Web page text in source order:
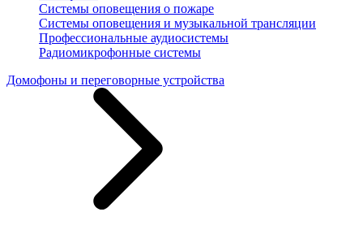
Системы оповещения о пожаре
Системы оповещения и музыкальной трансляции
Профессиональные аудиосистемы
Радиомикрофонные системы
Домофоны и переговорные устройства